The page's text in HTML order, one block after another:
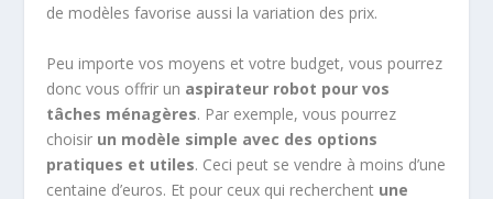
de modèles favorise aussi la variation des prix.
Peu importe vos moyens et votre budget, vous pourrez
donc vous offrir un aspirateur robot pour vos
tâches ménagères. Par exemple, vous pourrez
choisir un modèle simple avec des options
pratiques et utiles. Ceci peut se vendre à moins d’une
centaine d’euros. Et pour ceux qui recherchent une